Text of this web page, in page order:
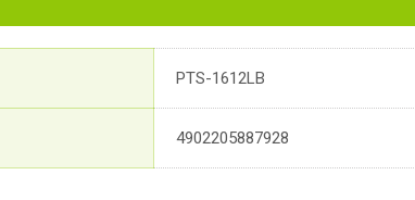
PTS-1612LB
4902205887928